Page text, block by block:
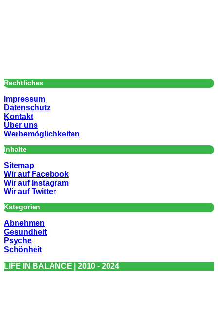
Rechtliches
Impressum
Datenschutz
Kontakt
Über uns
Werbemöglichkeiten
Inhalte
Sitemap
Wir auf Facebook
Wir auf Instagram
Wir auf Twitter
Kategorien
Abnehmen
Gesundheit
Psyche
Schönheit
LIFE IN BALANCE | 2010 - 2024